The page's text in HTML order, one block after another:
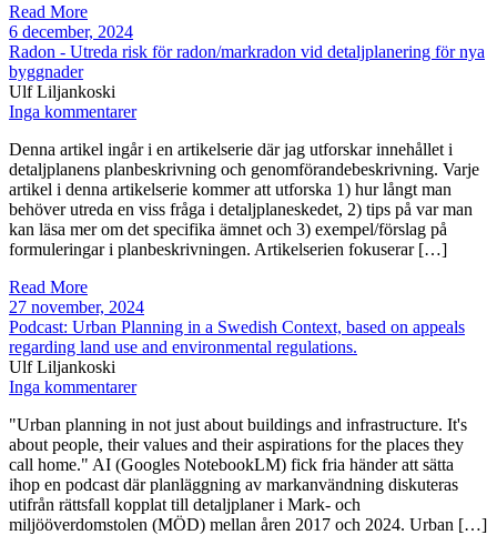
Read More
6 december, 2024
Radon - Utreda risk för radon/markradon vid detaljplanering för nya
byggnader
Ulf Liljankoski
Inga kommentarer
Denna artikel ingår i en artikelserie där jag utforskar innehållet i
detaljplanens planbeskrivning och genomförandebeskrivning. Varje
artikel i denna artikelserie kommer att utforska 1) hur långt man
behöver utreda en viss fråga i detaljplaneskedet, 2) tips på var man
kan läsa mer om det specifika ämnet och 3) exempel/förslag på
formuleringar i planbeskrivningen. Artikelserien fokuserar […]
Read More
27 november, 2024
Podcast: Urban Planning in a Swedish Context, based on appeals
regarding land use and environmental regulations.
Ulf Liljankoski
Inga kommentarer
"Urban planning in not just about buildings and infrastructure. It's
about people, their values and their aspirations for the places they
call home." AI (Googles NotebookLM) fick fria händer att sätta
ihop en podcast där planläggning av markanvändning diskuteras
utifrån rättsfall kopplat till detaljplaner i Mark- och
miljööverdomstolen (MÖD) mellan åren 2017 och 2024. Urban […]